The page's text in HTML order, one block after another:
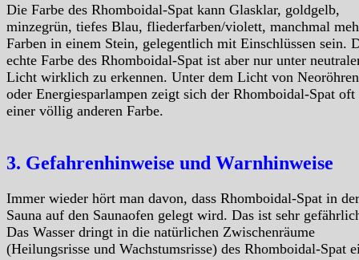
Die Farbe des Rhomboidal-Spat kann Glasklar, goldgelb,
minzegrün, tiefes Blau, fliederfarben/violett, manchmal
Farben in einem Stein, gelegentlich mit Einschlüssen sein.
echte Farbe des Rhomboidal-Spat ist aber nur unter
Licht wirklich zu erkennen. Unter dem Licht von
oder Energiesparlampen zeigt sich der Rhomboidal-Spat
einer völlig anderen Farbe.
3. Gefahrenhinweise und Warnhinweise
Immer wieder hört man davon, dass Rhomboidal-Spat in der
Sauna auf den Saunaofen gelegt wird. Das ist sehr
Das Wasser dringt in die natürlichen Zwischenräume
(Heilungsrisse und Wachstumsrisse) des Rhomboidal-Spat